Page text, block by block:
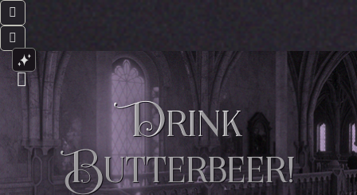
Drink
Butterbeer!